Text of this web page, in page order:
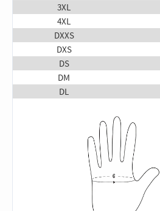
3XL
4XL
DXXS
DXS
DS
DM
DL